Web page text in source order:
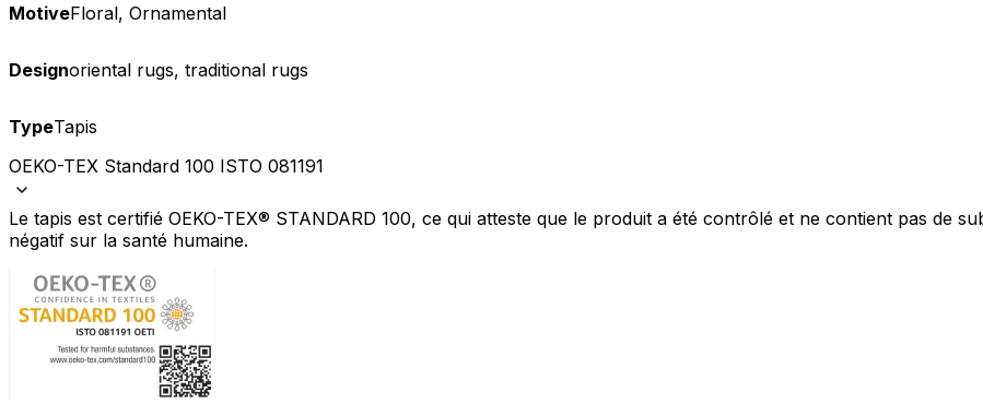
MotiveFloral, Ornamental
Designoriental rugs, traditional rugs
TypeTapis
OEKO-TEX Standard 100 ISTO 081191
Le tapis est certifié OEKO-TEX® STANDARD 100, ce qui atteste que le produit a été contrôlé et ne contient pas de
négatif sur la santé humaine.